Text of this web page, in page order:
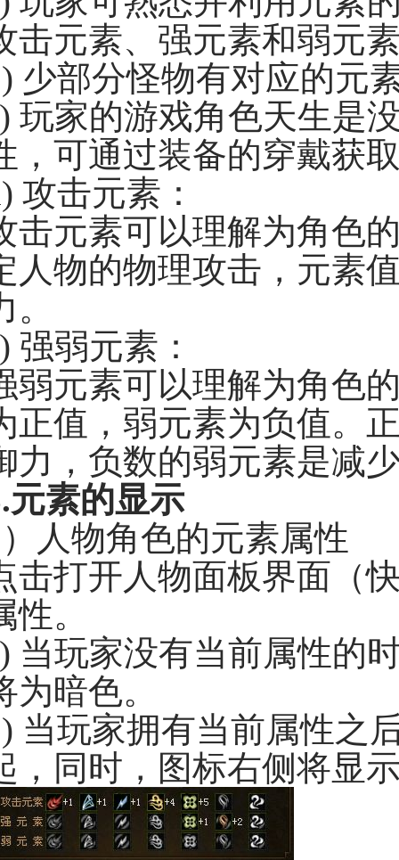
击元素、强元素和弱元
少部分怪物有对应的元
玩家的游戏角色天生是
，可通过装备的穿戴获
攻击元素：
击元素可以理解为角色
人物的物理攻击，元素
。
强弱元素：
弱元素可以理解为角色
正值，弱元素为负值。
力，负数的弱元素是减
元素的显示
人物角色的元素属性
击打开人物面板界面（
性。
当玩家没有当前属性的
为暗色。
当玩家拥有当前属性之
，同时，图标右侧将显